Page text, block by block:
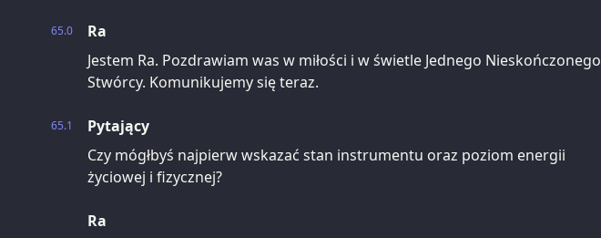
65.0
Ra
Jestem Ra. Pozdrawiam was w miłości i w świetle Jednego Nieskończonego
Stwórcy. Komunikujemy się teraz.
65.1
Pytający
Czy mógłbyś najpierw wskazać stan instrumentu oraz poziom energii
życiowej i fizycznej?
Ra